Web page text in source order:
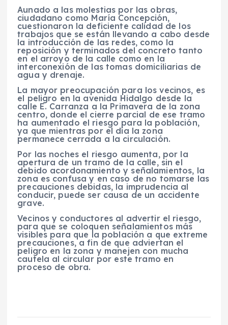
Aunado a las molestias por las obras,
ciudadano como María Concepción,
cuestionaron la deficiente calidad de los
trabajos que se están llevando a cabo desde
la introducción de las redes, como la
reposición y terminados del concreto tanto
en el arroyo de la calle como en la
interconexión de las tomas domiciliarias de
agua y drenaje.
La mayor preocupación para los vecinos, es
el peligro en la avenida Hidalgo desde la
calle E. Carranza a la Primavera de la zona
centro, donde el cierre parcial de ese tramo
ha aumentado el riesgo para la población,
ya que mientras por el día la zona
permanece cerrada a la circulación.
Por las noches el riesgo aumenta, por la
apertura de un tramo de la calle, sin el
debido acordonamiento y señalamientos, la
zona es confusa y en caso de no tomarse las
precauciones debidas, la imprudencia al
conducir, puede ser causa de un accidente
grave.
Vecinos y conductores al advertir el riesgo,
para que se coloquen señalamientos más
visibles para que la población a que extreme
precauciones, a fin de que adviertan el
peligro en la zona y manejen con mucha
cautela al circular por este tramo en
proceso de obra.